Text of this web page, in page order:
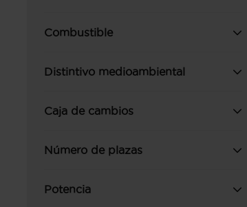
Combustible
Distintivo medioambiental
Caja de cambios
Número de plazas
Potencia